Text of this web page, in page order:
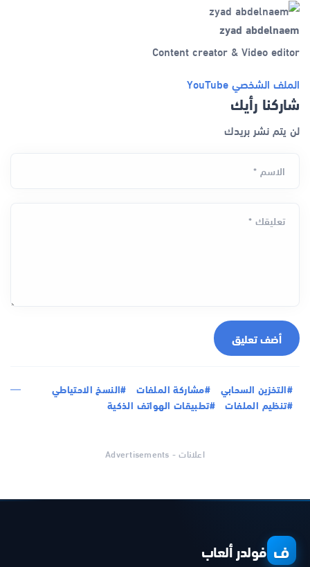
zyad abdelnaem
Content creator & Video editor
الملف الشخصي YouTube
شاركنا رأيك
لن يتم نشر بريدك
الاسم *
تعليقك *
أضف تعليق
#التخزين السحابي #مشاركة الملفات
#النسخ الاحتياطي
#تنظيم الملفات
#تطبيقات الهواتف الذكية
اعلانات - Advertisements
ف فولدر ألعاب